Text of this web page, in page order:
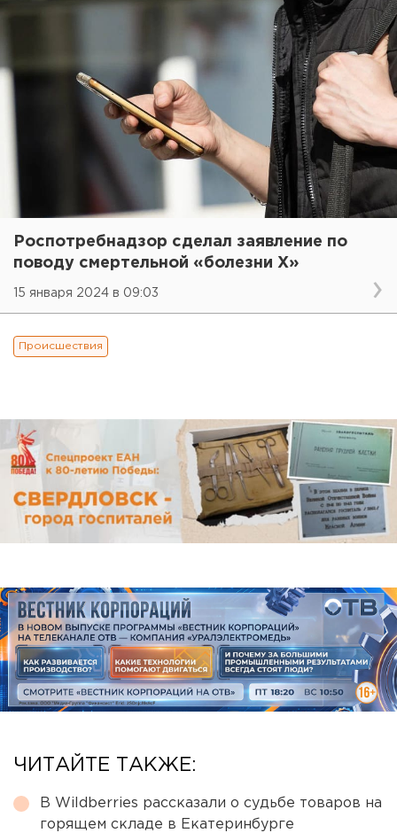
Роспотребнадзор сделал заявление по
поводу смертельной «болезни Х»
15 января 2024 в 09:03
Происшествия
ЧИТАЙТЕ ТАКЖЕ:
В Wildberries рассказали о судьбе товаров на
горящем складе в Екатеринбурге